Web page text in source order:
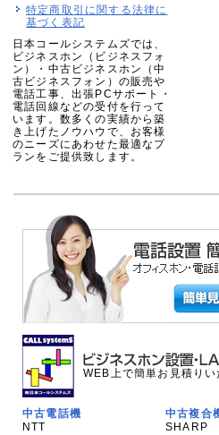
特定商取引に関する法律に
基づく表記
日本コールシステムズでは、
ビジネスホン（ビジネスフォ
ン）・中古ビジネスホン（中
古ビジネスフォン）の販売や
電話工事、出張PCサポート・
電話回線などの受付を行って
います。数多くの実績から築
き上げたノウハウで、お客様
のニーズにあわせた最適なプ
ランをご提供致します。
WEB上で簡単お見積り
中古電話機
NTT
中古複合
SHARP